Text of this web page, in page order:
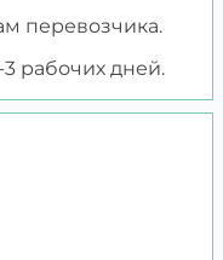
перевозчика.
рабочих дней.